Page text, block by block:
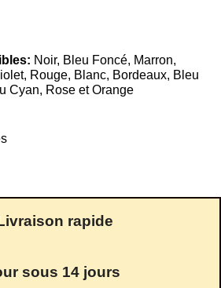
Noir, Bleu Foncé, Marron,
Rouge, Blanc, Bordeaux, Bleu
Cyan, Rose et Orange
rapide
sous 14 jours